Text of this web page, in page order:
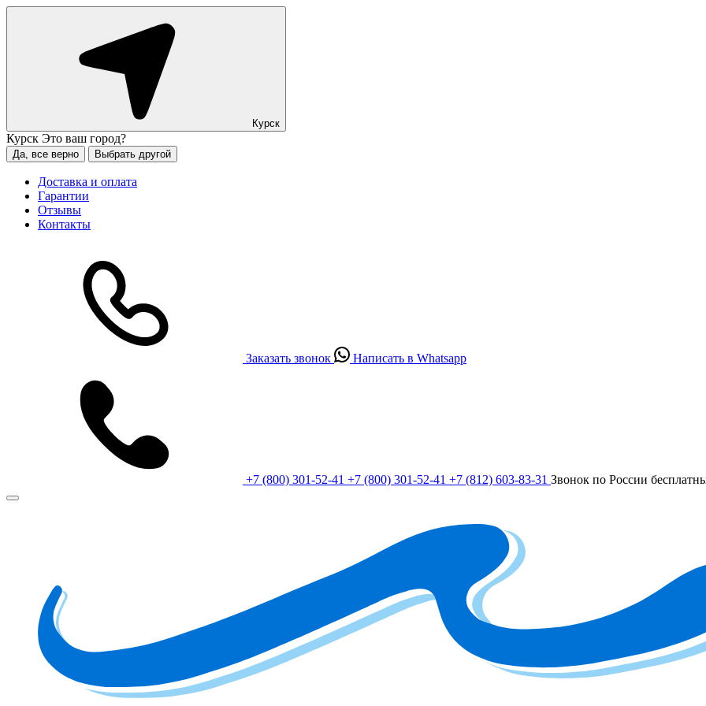
Курск
Курск Это ваш город?
Да, все верно Выбрать другой
Доставка и оплата
Гарантии
Отзывы
Контакты
Заказать звонок Написать в Whatsapp
+7 (800) 301-52-41 +7 (800) 301-52-41 +7 (812) 603-83-31 Звонок по России